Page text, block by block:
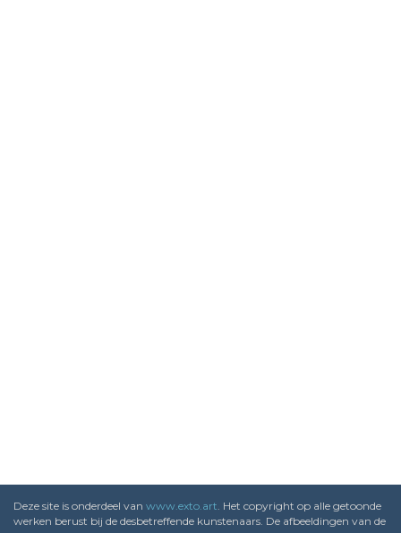
Deze site is onderdeel van www.exto.art. Het copyright op alle getoonde
werken berust bij de desbetreffende kunstenaars. De afbeeldingen van de